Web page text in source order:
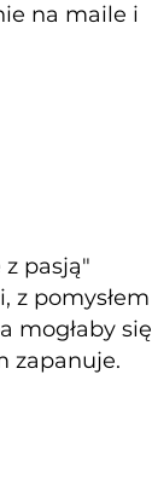
na maile i
pasją"
z pomysłem
mogłaby się
zapanuje.